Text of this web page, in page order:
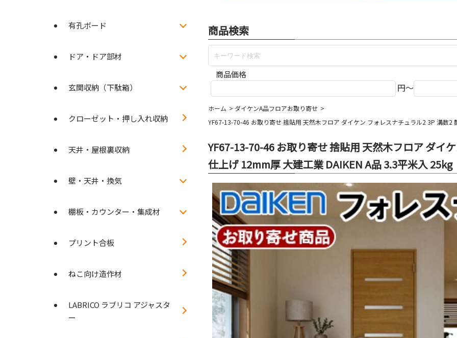
商品検索
商品価格
円～
ホーム
ダイケンA品フロアお取り寄せ
YF67-13-70-46 お取り寄せ 捨貼用 天然木フロア ダイケン フォレスナチュラル2 3P 溝数2
YF67-13-70-46 お取り寄せ 捨貼用 天然木フロア ダイ
仕上げ 12mm厚 大建工業 DAIKEN A品 3.3平米入 25kg
有孔ボード
ドア・ドア部材
玄関収納（下駄箱）
クローゼット・押し入れ収納
天井・屋根裏収納
壁・天井・換気
棚板・カウンター・集成材
プリント合板
ねこ向け造作材
LABRICO ラブリコ アジャスタ
ー